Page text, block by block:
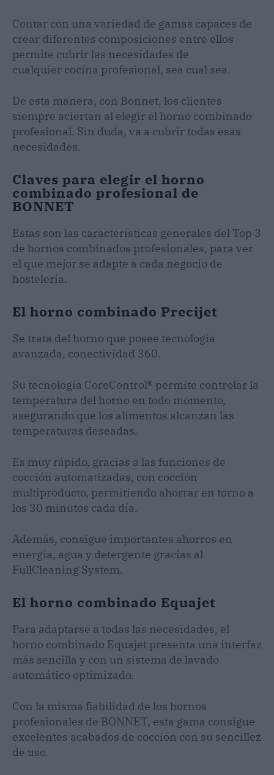
Contar con una variedad de gamas capaces de
crear diferentes composiciones entre ellos
permite cubrir las necesidades de
cualquier cocina profesional, sea cual sea.
De esta manera, con Bonnet, los clientes
siempre aciertan al elegir el horno combinado
profesional. Sin duda, va a cubrir todas esas
necesidades.
Claves para elegir el horno
combinado profesional de
BONNET
Estas son las características generales del Top 3
de hornos combinados profesionales, para ver
el que mejor se adapte a cada negocio de
hostelería.
El horno combinado Precijet
Se trata del horno que posee tecnología
avanzada, conectividad 360.
Su tecnología CoreControl® permite controlar la
temperatura del horno en todo momento,
asegurando que los alimentos alcanzan las
temperaturas deseadas.
Es muy rápido, gracias a las funciones de
cocción automatizadas, con cocción
multiproducto, permitiendo ahorrar en torno a
los 30 minutos cada día.
Además, consigue importantes ahorros en
energía, agua y detergente gracias al
FullCleaning System.
El horno combinado Equajet
Para adaptarse a todas las necesidades, el
horno combinado Equajet presenta una interfaz
más sencilla y con un sistema de lavado
automático optimizado.
Con la misma fiabilidad de los hornos
profesionales de BONNET, esta gama consigue
excelentes acabados de cocción con su sencillez
de uso.